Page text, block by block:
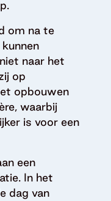
om na te
naar het
op
opbouwen
waarbij
is voor een
een
In het
dag van